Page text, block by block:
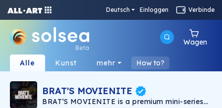
Deutsch Einloggen Verbinde
Beta
Wagen
Alle Kunst mehr How to?
BRAT'S MOVIENITE
BRAT‘S MOVIENITE is a premium mini-series